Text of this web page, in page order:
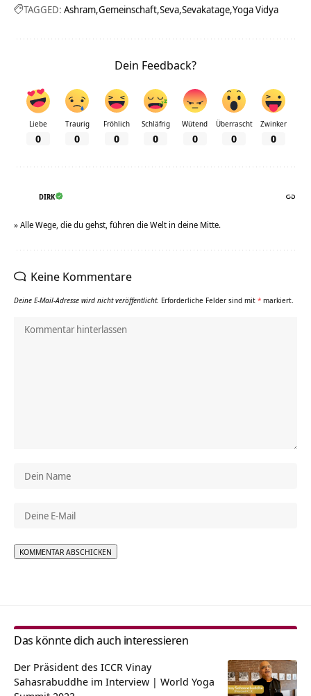
TAGGED: Ashram Gemeinschaft Seva Sevakatage Yoga Vidya
Dein Feedback?
Liebe
0
Traurig
0
Fröhlich
0
Schläfrig
0
Wütend
0
Überrascht
0
Zwinker
0
DIRK
» Alle Wege, die du gehst, führen die Welt in deine Mitte.
Keine Kommentare
Deine E-Mail-Adresse wird nicht veröffentlicht. Erforderliche Felder sind mit * markiert.
Das könnte dich auch interessieren
Der Präsident des ICCR Vinay
Sahasrabuddhe im Interview | World Yoga